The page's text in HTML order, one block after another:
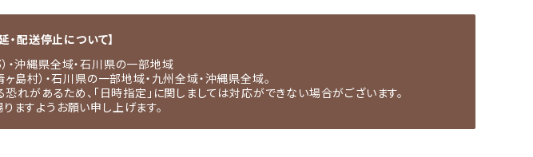
・配送停止について】
・沖縄県全域・石川県の一部地域
島村）・石川県の一部地域・九州全域・沖縄県全域。
れがあるため、「日時指定」に関しましては対応ができない場合がございます。
ますようお願い申し上げます。